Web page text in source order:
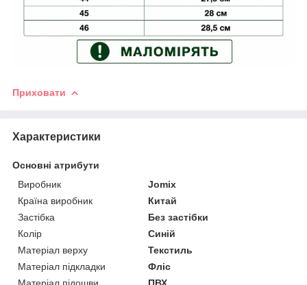
Приховати
Характеристики
Основні атрибути
Виробник
Jomix
Країна виробник
Китай
Застібка
Без застібки
Колір
Синій
Матеріал верху
Текстиль
Матеріал підкладки
Фліс
Матеріал підошви
ПВХ